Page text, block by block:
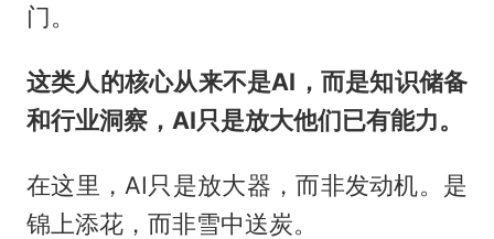
门。
这类人的核心从来不是AI，而是知识储备
和行业洞察，AI只是放大他们已有能力。
在这里，AI只是放大器，而非发动机。是
锦上添花，而非雪中送炭。